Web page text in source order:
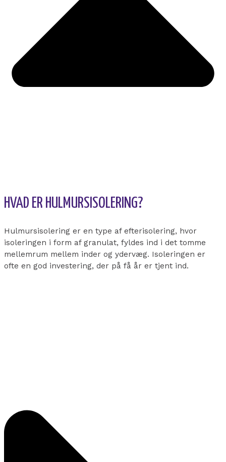
HVAD ER HULMURSISOLERING?
Hulmursisolering er en type af efterisolering, hvor
isoleringen i form af granulat, fyldes ind i det tomme
mellemrum mellem inder og ydervæg. Isoleringen er
ofte en god investering, der på få år er tjent ind.